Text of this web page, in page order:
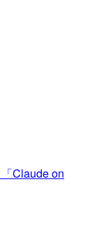
Claude on